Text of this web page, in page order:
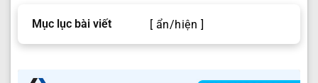
Mục lục bài viết [ ẩn/hiện ]